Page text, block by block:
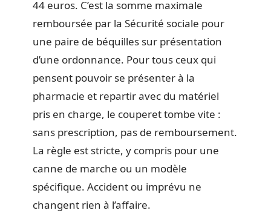
44 euros. C’est la somme maximale
remboursée par la Sécurité sociale pour
une paire de béquilles sur présentation
d’une ordonnance. Pour tous ceux qui
pensent pouvoir se présenter à la
pharmacie et repartir avec du matériel
pris en charge, le couperet tombe vite :
sans prescription, pas de remboursement.
La règle est stricte, y compris pour une
canne de marche ou un modèle
spécifique. Accident ou imprévu ne
changent rien à l’affaire.